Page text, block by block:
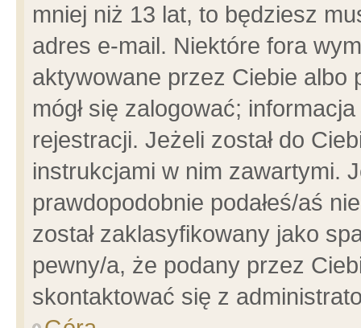
mniej niż 13 lat, to będziesz
adres e-mail. Niektóre fora
aktywowane przez Ciebie albo
mógł się zalogować;
rejestracji. Jeżeli został do
instrukcjami w nim zawartymi.
prawdopodobnie podałeś/aś
został zaklasyfikowany jako
pewny/a, że podany przez
skontaktować się z